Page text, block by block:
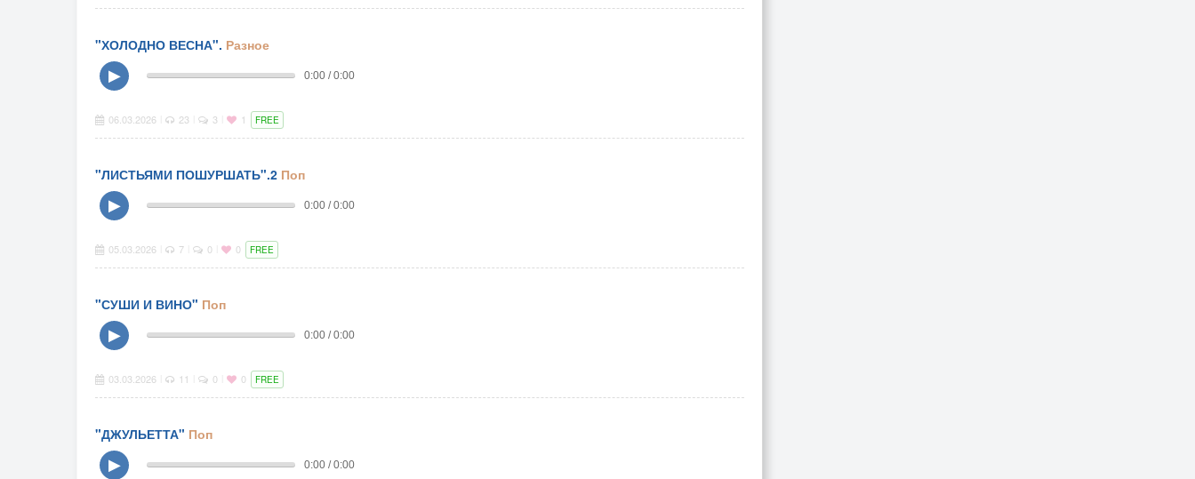
"ХОЛОДНО ВЕСНА". Разное
▶
0:00 / 0:00
06.03.2026 23 3 1 FREE
"ЛИСТЬЯМИ ПОШУРШАТЬ".2 Поп
▶
0:00 / 0:00
05.03.2026 7 0 0 FREE
"СУШИ И ВИНО" Поп
▶
0:00 / 0:00
03.03.2026 11 0 0 FREE
"ДЖУЛЬЕТТА" Поп
▶
0:00 / 0:00